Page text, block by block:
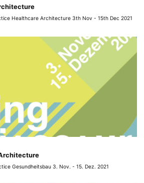
Healthcare Architecture 3th Nov - 15th Dec 2021
Architecture
Gesundheitsbau 3. Nov. - 15. Dez. 2021